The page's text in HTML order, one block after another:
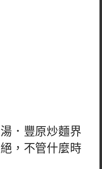
．豐原炒麵界
，不管什麼時